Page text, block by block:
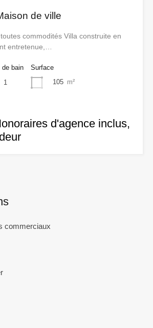
de ville
commodités Villa construite en
entretenue,…
de bain
1
Surface
105 m²
d'agence inclus,
commerciaux